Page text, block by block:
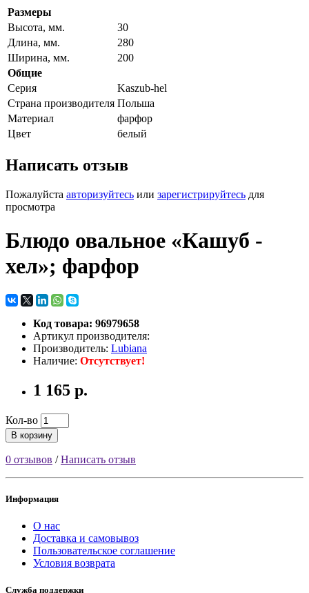
Размеры
Высота, мм.
30
Длина, мм.
280
Ширина, мм.
200
Общие
Серия
Kaszub-hel
Страна производителя Польша
Материал
фарфор
Цвет
белый
Написать отзыв
Пожалуйста авторизуйтесь или зарегистрируйтесь для
просмотра
Блюдо овальное «Кашуб -
хел»; фарфор
Код товара: 96979658
Артикул производителя:
Производитель: Lubiana
Наличие: Отсутствует!
1 165 р.
Кол-во
В корзину
0 отзывов /Написать отзыв
Информация
О нас
Доставка и самовывоз
Пользовательское соглашение
Условия возврата
Служба поддержки